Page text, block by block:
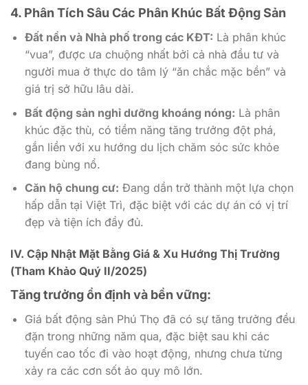
4. Phân Tích Sâu Các Phân Khúc Bất Động Sản
Đất nền và Nhà phố trong các KĐT: Là phân khúc
“vua”, được ưa chuộng nhất bởi cả nhà đầu tư và
người mua ở thực do tâm lý “ăn chắc mặc bền” và
giá trị sở hữu lâu dài.
Bất động sản nghỉ dưỡng khoáng nóng: Là phân
khúc đặc thù, có tiềm năng tăng trưởng đột phá,
gắn liền với xu hướng du lịch chăm sóc sức khỏe
đang bùng nổ.
Căn hộ chung cư: Đang dần trở thành một lựa chọn
hấp dẫn tại Việt Trì, đặc biệt với các dự án có vị trí
đẹp và tiện ích đầy đủ.
IV. Cập Nhật Mặt Bằng Giá & Xu Hướng Thị Trường
(Tham Khảo Quý II/2025)
Tăng trưởng ổn định và bền vững:
Giá bất động sản Phú Thọ đã có sự tăng trưởng đều
đặn trong những năm qua, đặc biệt sau khi các
tuyến cao tốc đi vào hoạt động, nhưng chưa từng
xảy ra các cơn sốt ảo quy mô lớn.